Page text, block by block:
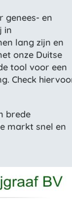
genees- en
in
lang zijn en
onze Duitse
tool voor een
Check
brede
markt snel en